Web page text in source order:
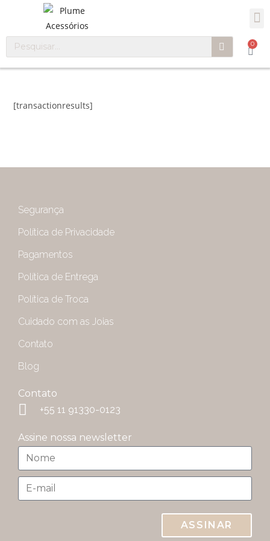
0
[transactionresults]
Segurança
Política de Privacidade
Pagamentos
Política de Entrega
Política de Troca
Cuidado com as Joias
Contato
Blog
Contato
+55 11 91330-0123
Assine nossa newsletter
ASSINAR